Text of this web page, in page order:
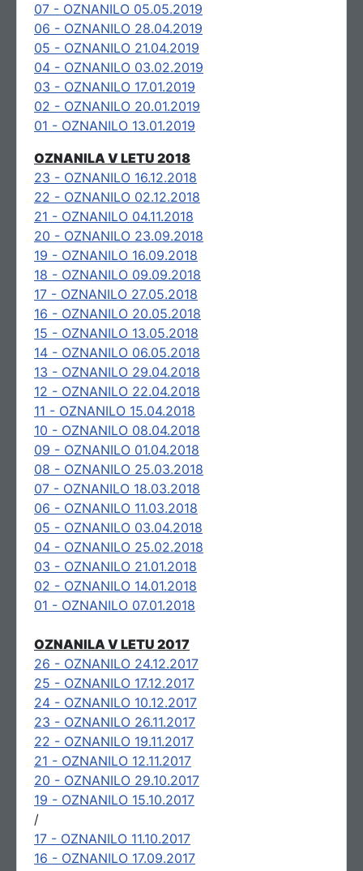
07 - OZNANILO 05.05.2019
06 - OZNANILO 28.04.2019
05 - OZNANILO 21.04.2019
04 - OZNANILO 03.02.2019
03 - OZNANILO 17.01.2019
02 - OZNANILO 20.01.2019
01 - OZNANILO 13.01.2019
OZNANILA V LETU 2018
23 - OZNANILO 16.12.2018
22 - OZNANILO 02.12.2018
21 - OZNANILO 04.11.2018
20 - OZNANILO 23.09.2018
19 - OZNANILO 16.09.2018
18 - OZNANILO 09.09.2018
17 - OZNANILO 27.05.2018
16 - OZNANILO 20.05.2018
15 - OZNANILO 13.05.2018
14 - OZNANILO 06.05.2018
13 - OZNANILO 29.04.2018
12 - OZNANILO 22.04.2018
11 - OZNANILO 15.04.2018
10 - OZNANILO 08.04.2018
09 - OZNANILO 01.04.2018
08 - OZNANILO 25.03.2018
07 - OZNANILO 18.03.2018
06 - OZNANILO 11.03.2018
05 - OZNANILO 03.04.2018
04 - OZNANILO 25.02.2018
03 - OZNANILO 21.01.2018
02 - OZNANILO 14.01.2018
01 - OZNANILO 07.01.2018
OZNANILA V LETU 2017
26 - OZNANILO 24.12.2017
25 - OZNANILO 17.12.2017
24 - OZNANILO 10.12.2017
23 - OZNANILO 26.11.2017
22 - OZNANILO 19.11.2017
21 - OZNANILO 12.11.2017
20 - OZNANILO 29.10.2017
19 - OZNANILO 15.10.2017
/
17 - OZNANILO 11.10.2017
16 - OZNANILO 17.09.2017